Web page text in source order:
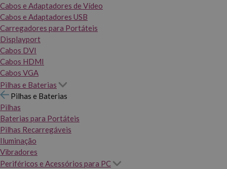
Cabos e Adaptadores de Vídeo
Cabos e Adaptadores USB
Carregadores para Portáteis
Displayport
Cabos DVI
Cabos HDMI
Cabos VGA
Pilhas e Baterias
Pilhas e Baterias
Pilhas
Baterias para Portáteis
Pilhas Recarregáveis
Iluminação
Vibradores
Periféricos e Acessórios para PC